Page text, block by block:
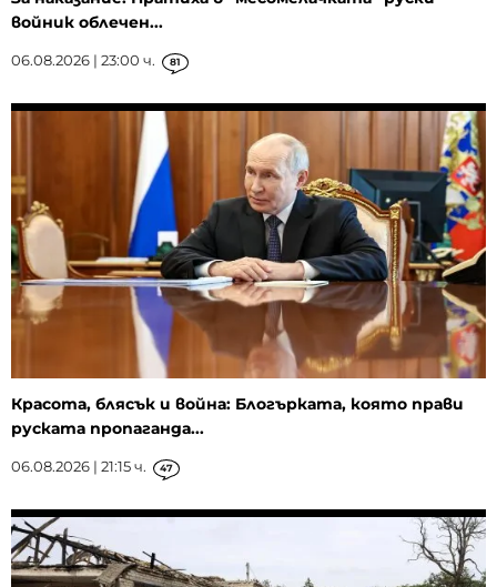
войник облечен...
06.08.2026 | 23:00 ч. 81
Красота, блясък и война: Блогърката, която прави
руската пропаганда...
06.08.2026 | 21:15 ч. 47